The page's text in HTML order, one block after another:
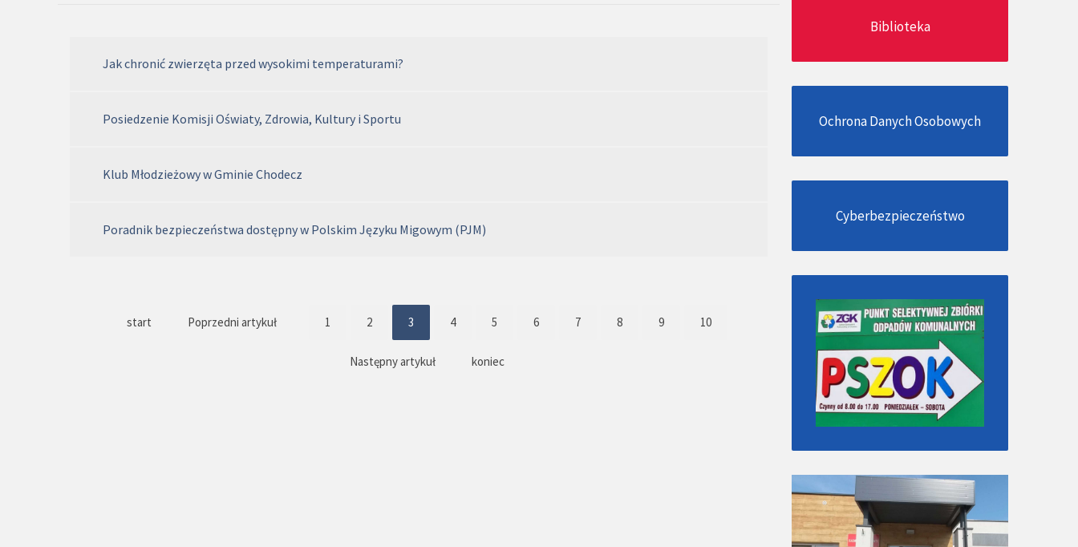
Jak chronić zwierzęta przed wysokimi temperaturami?
Posiedzenie Komisji Oświaty, Zdrowia, Kultury i Sportu
Klub Młodzieżowy w Gminie Chodecz
Poradnik bezpieczeństwa dostępny w Polskim Języku Migowym (PJM)
start Poprzedni artykuł 1 2 3 4 5 6 7 8 9 10
Następny artykuł koniec
Biblioteka
Ochrona Danych Osobowych
Cyberbezpieczeństwo